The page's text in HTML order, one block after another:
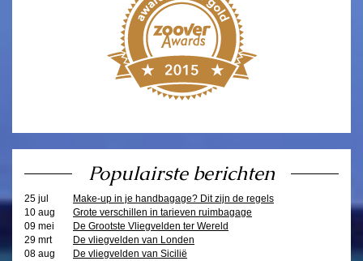
Populairste berichten
25 jul
Make-up in je handbagage? Dit zijn de regels
10 aug
Grote verschillen in tarieven ruimbagage
09 mei
De Grootste Vliegvelden ter Wereld
29 mrt
De vliegvelden van Londen
08 aug
De vliegvelden van Sicilië